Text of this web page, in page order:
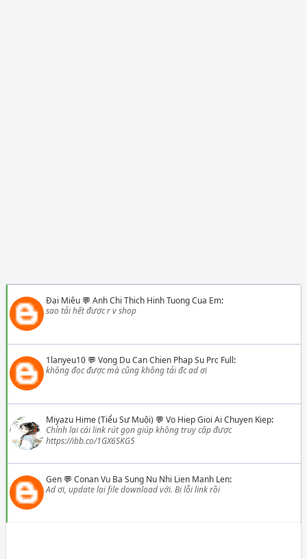
Đại Miêu💬 Anh Chi Thich Hinh Tuong Cua Em:
sao tải hết được r v shop
1lanyeu10💬 Vong Du Can Chien Phap Su Prc Full:
không đọc được mà cũng không tải đc ad ơi
Miyazu Hime (Tiểu Sư Muội) 💬 Vo Hiep Gioi Ai Chuyen Kiep:
Chỉnh lại cái link rút gọn giúp không truy cập được
https://ibb.co/1GX6SKG5
Gen💬 Conan Vu Ba Sung Nu Nhi Lien Manh Len:
Ad ơi, update lại file download với. Bị lỗi link rồi